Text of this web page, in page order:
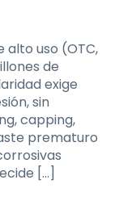
alto uso (OTC,
de
exige
sin
capping,
prematuro
[…]